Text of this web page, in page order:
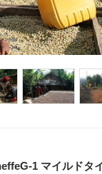
1 マイルドタ